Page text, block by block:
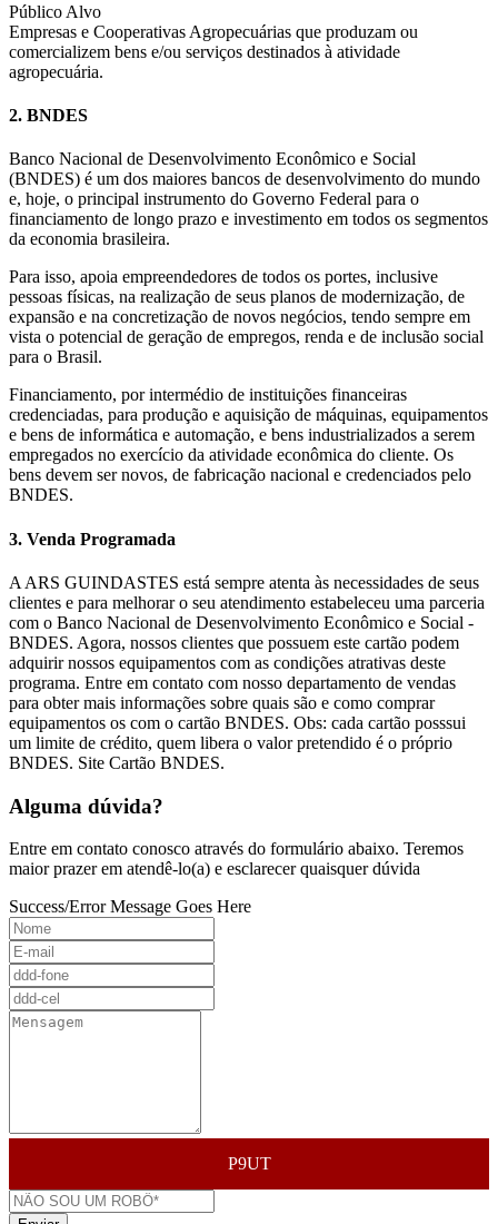
Público Alvo
Empresas e Cooperativas Agropecuárias que produzam ou
comercializem bens e/ou serviços destinados à atividade
agropecuária.
2. BNDES
Banco Nacional de Desenvolvimento Econômico e Social
(BNDES) é um dos maiores bancos de desenvolvimento do mundo
e, hoje, o principal instrumento do Governo Federal para o
financiamento de longo prazo e investimento em todos os segmentos
da economia brasileira.
Para isso, apoia empreendedores de todos os portes, inclusive
pessoas físicas, na realização de seus planos de modernização, de
expansão e na concretização de novos negócios, tendo sempre em
vista o potencial de geração de empregos, renda e de inclusão social
para o Brasil.
Financiamento, por intermédio de instituições financeiras
credenciadas, para produção e aquisição de máquinas, equipamentos
e bens de informática e automação, e bens industrializados a serem
empregados no exercício da atividade econômica do cliente. Os
bens devem ser novos, de fabricação nacional e credenciados pelo
BNDES.
3. Venda Programada
A ARS GUINDASTES está sempre atenta às necessidades de seus
clientes e para melhorar o seu atendimento estabeleceu uma parceria
com o Banco Nacional de Desenvolvimento Econômico e Social -
BNDES. Agora, nossos clientes que possuem este cartão podem
adquirir nossos equipamentos com as condições atrativas deste
programa. Entre em contato com nosso departamento de vendas
para obter mais informações sobre quais são e como comprar
equipamentos os com o cartão BNDES. Obs: cada cartão posssui
um limite de crédito, quem libera o valor pretendido é o próprio
BNDES. Site Cartão BNDES.
Alguma dúvida?
Entre em contato conosco através do formulário abaixo. Teremos
maior prazer em atendê-lo(a) e esclarecer quaisquer dúvida
Success/Error Message Goes Here
P9UT